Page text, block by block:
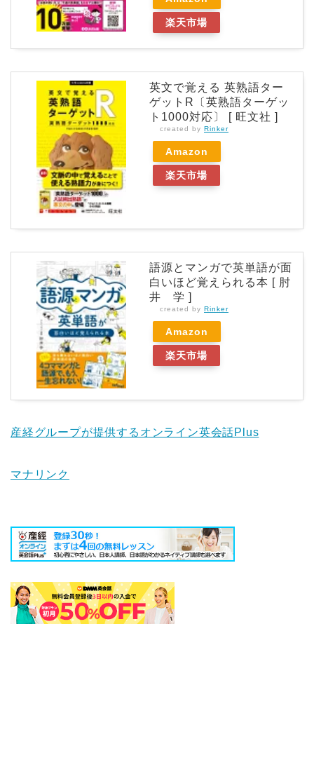
楽天市場
英文で覚える 英熟語ター
ゲットR〔英熟語ターゲッ
ト1000対応〕 [ 旺文社 ]
created by Rinker
Amazon
楽天市場
語源とマンガで英単語が面
白いほど覚えられる本 [ 肘
井 学 ]
created by Rinker
Amazon
楽天市場
産経グループが提供するオンライン英会話Plus
マナリンク